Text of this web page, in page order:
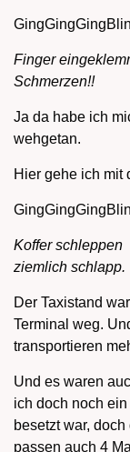
Finger
Schmerzen!!
Ja da habe ich
wehgetan.
Hier gehe ich mit
Koffer
ziemlich schlapp.
Der Taxistand
Terminal weg.
transportieren
Und es waren
ich doch noch
besetzt war,
passen auch 4